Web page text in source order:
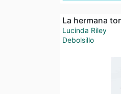
La hermana
Lucinda Riley
Debolsillo